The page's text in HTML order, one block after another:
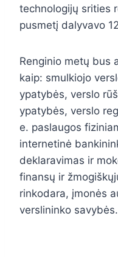
technologijų srities
pusmetį dalyvavo
Renginio metų bus
kaip: smulkiojo
ypatybės, verslo
ypatybės, verslo
e. paslaugos
internetinė
deklaravimas ir
finansų ir
rinkodara, įmonės
verslininko savybės.